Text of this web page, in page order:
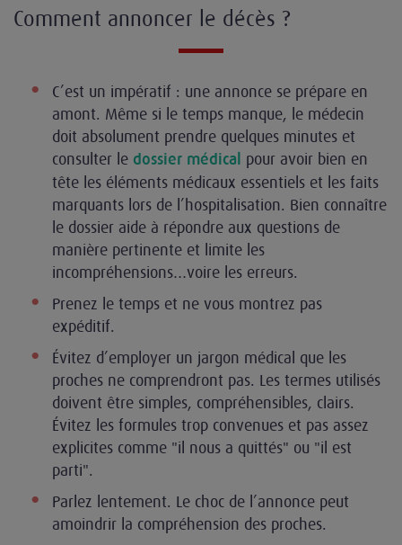
Comment annoncer le décès ?
C’est un impératif : une annonce se prépare en
amont. Même si le temps manque, le médecin
doit absolument prendre quelques minutes et
consulter le dossier médical pour avoir bien en
tête les éléments médicaux essentiels et les faits
marquants lors de l’hospitalisation. Bien connaître
le dossier aide à répondre aux questions de
manière pertinente et limite les
incompréhensions…voire les erreurs.
Prenez le temps et ne vous montrez pas
expéditif.
Évitez d’employer un jargon médical que les
proches ne comprendront pas. Les termes utilisés
doivent être simples, compréhensibles, clairs.
Évitez les formules trop convenues et pas assez
explicites comme "il nous a quittés" ou "il est
parti".
Parlez lentement. Le choc de l’annonce peut
amoindrir la compréhension des proches.